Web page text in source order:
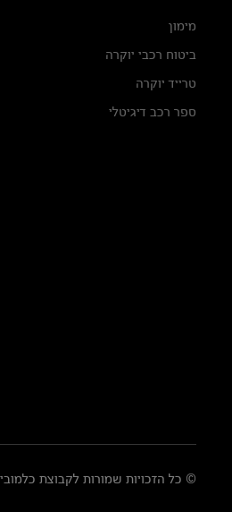
מימון
ביטוח רכבי יוקרה
טרייד יוקרה
ספר רכב דיגיטלי
© כל הזכויות שמורות לקבוצת